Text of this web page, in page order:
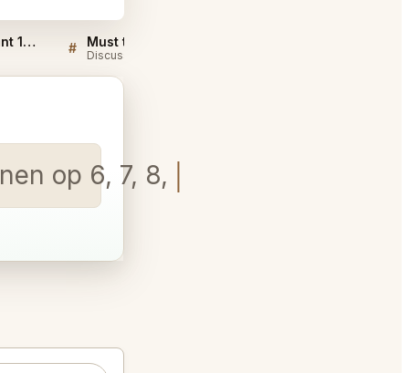
Sellers QA for Restaurant 1869 L'Escala # Discussie
op 6, 7, 8, 9 augustus.